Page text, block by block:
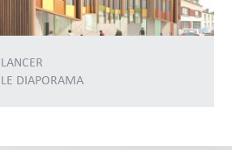
LANCER
LE DIAPORAMA